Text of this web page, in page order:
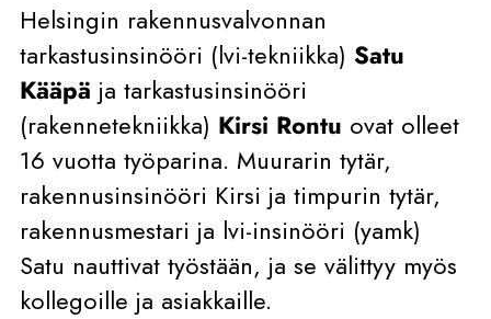
Helsingin rakennusvalvonnan
tarkastusinsinööri (lvi-tekniikka) Satu
Kääpä ja tarkastusinsinööri
(rakennetekniikka) Kirsi Rontu ovat olleet
16 vuotta työparina. Muurarin tytär,
rakennusinsinööri Kirsi ja timpurin tytär,
rakennusmestari ja lvi-insinööri (yamk)
Satu nauttivat työstään, ja se välittyy myös
kollegoille ja asiakkaille.